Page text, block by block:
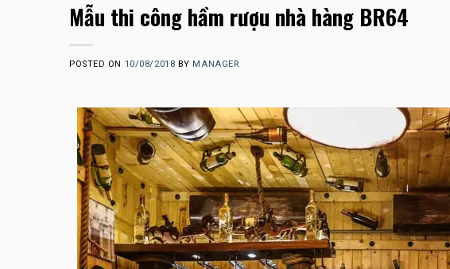
Mẫu thi công hầm rượu nhà hàng BR64
POSTED ON 10/08/2018 BY MANAGER